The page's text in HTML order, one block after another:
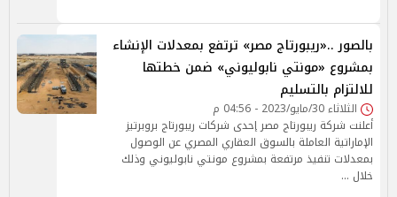
بالصور ..«ريبورتاج مصر» ترتفع بمعدلات الإنشاء
بمشروع «مونتي نابوليوني» ضمن خطتها
للالتزام بالتسليم
الثلاثاء 30/مايو/2023 - 04:56 م
أعلنت شركة ريبورتاج مصر إحدى شركات ريبورتاج بروبرتيز
الإماراتية العاملة بالسوق العقاري المصري عن الوصول
بمعدلات تنفيذ مرتفعة بمشروع مونتي نابوليوني وذلك
خلال …